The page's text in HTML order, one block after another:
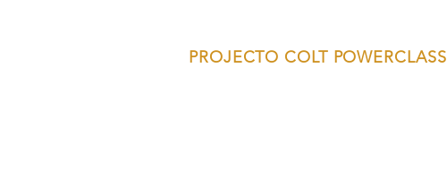
PROJECTO COLT POWERCLASS